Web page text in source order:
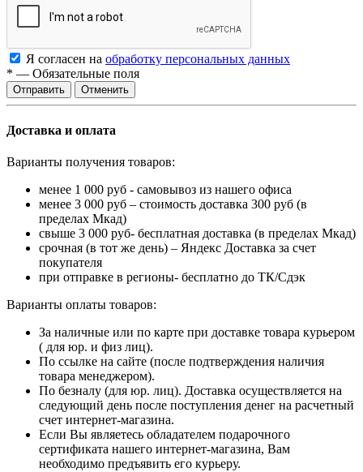
Я согласен на обработку персональных данных
* — Обязательные поля
Отменить
Доставка и оплата
Варианты получения товаров:
менее 1 000 руб - самовывоз из нашего офиса
менее 3 000 руб – стоимость доставка 300 руб (в
пределах Мкад)
свыше 3 000 руб- бесплатная доставка (в пределах Мкад)
срочная (в тот же день) – Яндекс Доставка за счет
покупателя
при отправке в регионы- бесплатно до ТК/Сдэк
Варианты оплаты товаров:
За наличные или по карте при доставке товара курьером
( для юр. и физ лиц).
По ссылке на сайте (после подтверждения наличия
товара менеджером).
По безналу (для юр. лиц). Доставка осуществляется на
следующий день после поступления денег на расчетный
счет интернет-магазина.
Если Вы являетесь обладателем подарочного
сертификата нашего интернет-магазина, Вам
необходимо предъявить его курьеру.